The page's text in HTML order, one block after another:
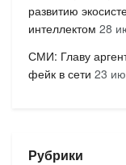
развитию
интеллектом 28
СМИ: Главу
фейк в сети 23
Рубрики